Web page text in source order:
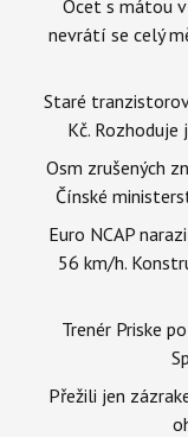
Ocet s mátou
nevrátí se celý
Staré
Kč.
Osm zrušených
Čínské
Euro NCAP
56 km/h.
Trenér Priske
Přežili jen